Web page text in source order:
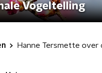
Vogeltelling